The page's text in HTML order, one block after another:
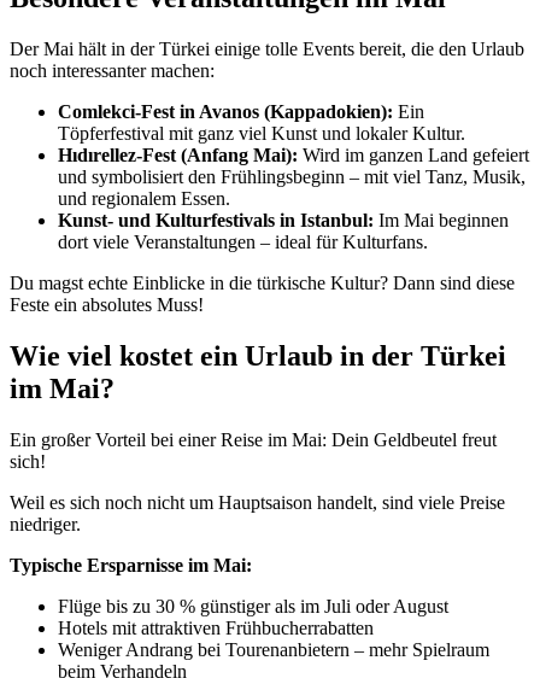
Der Mai hält in der Türkei einige tolle Events bereit, die den Urlaub
noch interessanter machen:
Comlekci-Fest in Avanos (Kappadokien): Ein
Töpferfestival mit ganz viel Kunst und lokaler Kultur.
Hıdırellez-Fest (Anfang Mai): Wird im ganzen Land gefeiert
und symbolisiert den Frühlingsbeginn – mit viel Tanz, Musik,
und regionalem Essen.
Kunst- und Kulturfestivals in Istanbul: Im Mai beginnen
dort viele Veranstaltungen – ideal für Kulturfans.
Du magst echte Einblicke in die türkische Kultur? Dann sind diese
Feste ein absolutes Muss!
Wie viel kostet ein Urlaub in der Türkei
im Mai?
Ein großer Vorteil bei einer Reise im Mai: Dein Geldbeutel freut
sich!
Weil es sich noch nicht um Hauptsaison handelt, sind viele Preise
niedriger.
Typische Ersparnisse im Mai:
Flüge bis zu 30 % günstiger als im Juli oder August
Hotels mit attraktiven Frühbucherrabatten
Weniger Andrang bei Tourenanbietern – mehr Spielraum
beim Verhandeln